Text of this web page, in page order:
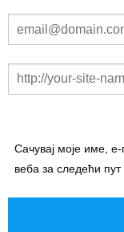
Сачувај моје име,
веба за следећи